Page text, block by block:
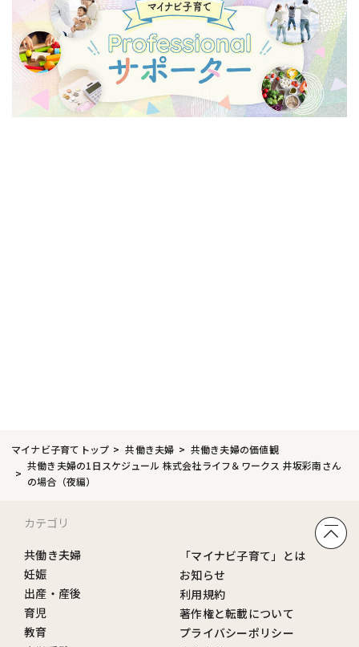
マイナビ子育てトップ 共働き夫婦
共働き夫婦の価値観
共働き夫婦の1日スケジュール 株式会社ライフ＆ワークス 井坂彩南さん
の場合（夜編）
カテゴリ
共働き夫婦
妊娠
出産・産後
育児
教育
「マイナビ子育て」とは
お知らせ
利用規約
著作権と転載について
プライバシーポリシー